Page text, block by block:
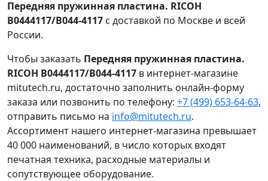
Передняя пружинная пластина. RICOH
B0444117/B044-4117 с доставкой по Москве и всей
России.
Чтобы заказать Передняя пружинная пластина.
RICOH B0444117/B044-4117 в интернет-магазине
mitutech.ru, достаточно заполнить онлайн-форму
заказа или позвонить по телефону: +7 (499) 653-64-63,
отправить письмо на info@mitutech.ru.
Ассортимент нашего интернет-магазина превышает
40 000 наименований, в число которых входят
печатная техника, расходные материалы и
сопутствующее оборудование.